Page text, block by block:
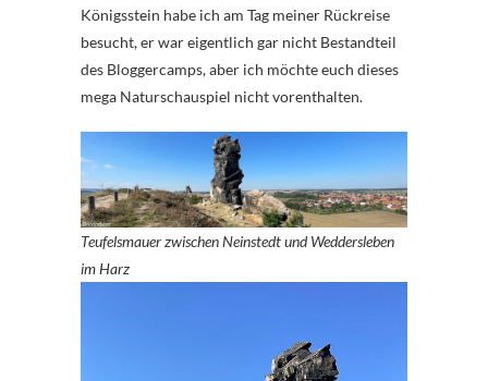
Königsstein habe ich am Tag meiner Rückreise
besucht, er war eigentlich gar nicht Bestandteil
des Bloggercamps, aber ich möchte euch dieses
mega Naturschauspiel nicht vorenthalten.
Teufelsmauer zwischen Neinstedt und Weddersleben
im Harz